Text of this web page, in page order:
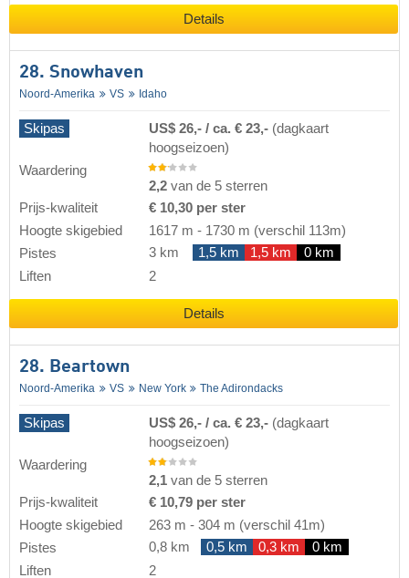
Details
28. Snowhaven
Noord-Amerika VS Idaho
Skipas US$ 26,- / ca. € 23,- (dagkaart
hoogseizoen)
Waardering
2,2 van de 5 sterren
Prijs-kwaliteit
€ 10,30 per ster
Hoogte skigebied
1617 m - 1730 m (verschil 113m)
Pistes
3 km 1,5 km 1,5 km
0 km
Liften
2
Details
28. Beartown
Noord-Amerika VS New York The Adirondacks
Skipas US$ 26,- / ca. € 23,- (dagkaart
hoogseizoen)
Waardering
2,1 van de 5 sterren
Prijs-kwaliteit
€ 10,79 per ster
Hoogte skigebied
263 m - 304 m (verschil 41m)
Pistes
0,8 km 0,5 km 0,3 km
0 km
Liften
2